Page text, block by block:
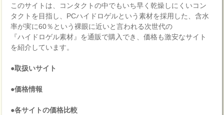
このサイトは、コンタクトの中でもいち早く乾燥しにくいコン
タクトを目指し、PCハイドロゲルという素材を採用した、含水
率が実に60％という裸眼に近いと言われる次世代の
『ハイドロゲル素材』を通販で購入でき、価格も激安なサイト
を紹介しています。
●取扱いサイト
●価格情報
●各サイトの価格比較